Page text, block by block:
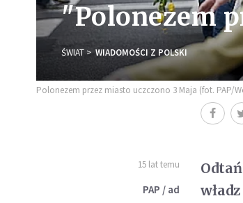
"Polonezem
ŚWIAT WIADOMOŚCI Z POLSKI
Polonezem przez miasto uczczono 3 Maja (fot. PAP/
15 lat temu
PAP / ad